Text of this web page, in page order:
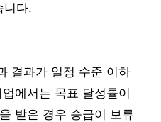
니다.
결과가 일정 수준 이하
에서는 목표 달성률이
받은 경우 승급이 보류